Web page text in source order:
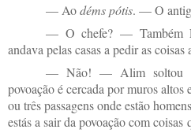
— Aodéms pótis. — O
— O chefe? — Também
andava pelas casas a pedir as coisas
— Não! — Alim soltou
povoação é cercada por muros altos
ou três passagens onde estão
estás a sair da povoação com coisas